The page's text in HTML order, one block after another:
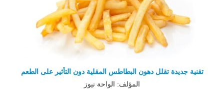
تقنية جديدة تقلل دهون البطاطس المقلية دون التأثير على الطعم
المؤلف: الواحة نيوز